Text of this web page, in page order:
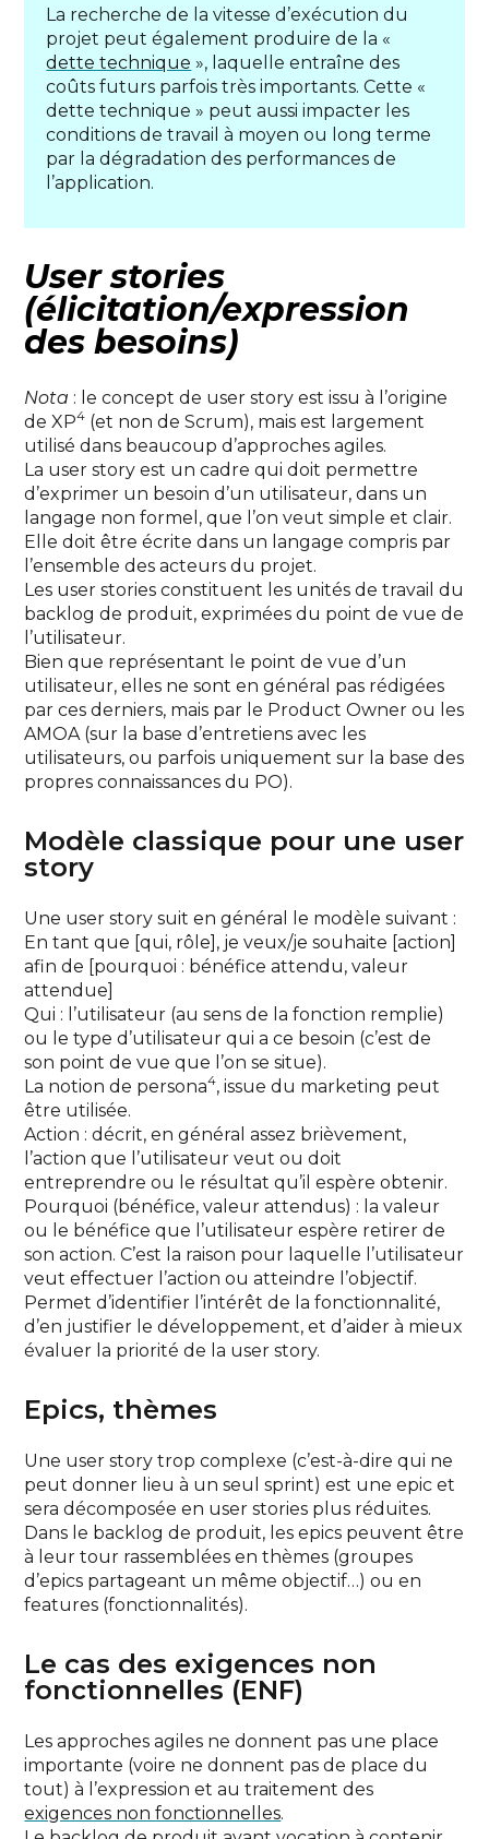
La recherche de la vitesse d’exécution du
projet peut également produire de la «
dette technique », laquelle entraîne des
coûts futurs parfois très importants. Cette «
dette technique » peut aussi impacter les
conditions de travail à moyen ou long terme
par la dégradation des performances de
l’application.
User stories
(élicitation/expression
des besoins)
Nota : le concept de user story est issu à l’origine
de XP4 (et non de Scrum), mais est largement
utilisé dans beaucoup d’approches agiles.
La user story est un cadre qui doit permettre
d’exprimer un besoin d’un utilisateur, dans un
langage non formel, que l’on veut simple et clair.
Elle doit être écrite dans un langage compris par
l’ensemble des acteurs du projet.
Les user stories constituent les unités de travail du
backlog de produit, exprimées du point de vue de
l’utilisateur.
Bien que représentant le point de vue d’un
utilisateur, elles ne sont en général pas rédigées
par ces derniers, mais par le Product Owner ou les
AMOA (sur la base d’entretiens avec les
utilisateurs, ou parfois uniquement sur la base des
propres connaissances du PO).
Modèle classique pour une user
story
Une user story suit en général le modèle suivant :
En tant que [qui, rôle], je veux/je souhaite [action]
afin de [pourquoi : bénéfice attendu, valeur
attendue]
Qui : l’utilisateur (au sens de la fonction remplie)
ou le type d’utilisateur qui a ce besoin (c’est de
son point de vue que l’on se situe).
La notion de persona4, issue du marketing peut
être utilisée.
Action : décrit, en général assez brièvement,
l’action que l’utilisateur veut ou doit
entreprendre ou le résultat qu’il espère obtenir.
Pourquoi (bénéfice, valeur attendus) : la valeur
ou le bénéfice que l’utilisateur espère retirer de
son action. C’est la raison pour laquelle l’utilisateur
veut effectuer l’action ou atteindre l’objectif.
Permet d’identifier l’intérêt de la fonctionnalité,
d’en justifier le développement, et d’aider à mieux
évaluer la priorité de la user story.
Epics, thèmes
Une user story trop complexe (c’est-à-dire qui ne
peut donner lieu à un seul sprint) est une epic et
sera décomposée en user stories plus réduites.
Dans le backlog de produit, les epics peuvent être
à leur tour rassemblées en thèmes (groupes
d’epics partageant un même objectif…) ou en
features (fonctionnalités).
Le cas des exigences non
fonctionnelles (ENF)
Les approches agiles ne donnent pas une place
importante (voire ne donnent pas de place du
tout) à l’expression et au traitement des
exigences non fonctionnelles.